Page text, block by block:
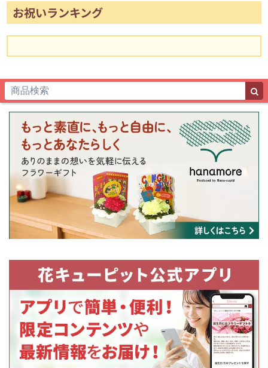
お祝いランキング